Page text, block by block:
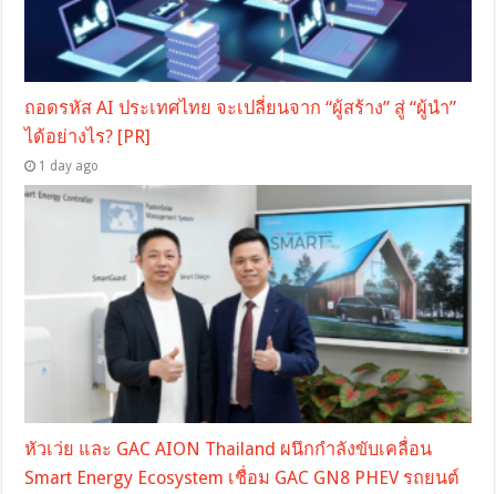
ถอดรหัส AI ประเทศไทย จะเปลี่ยนจาก “ผู้สร้าง” สู่ “ผู้นำ”
ได้อย่างไร? [PR]
1 day ago
หัวเว่ย และ GAC AION Thailand ผนึกกำลังขับเคลื่อน
Smart Energy Ecosystem เชื่อม GAC GN8 PHEV รถยนต์